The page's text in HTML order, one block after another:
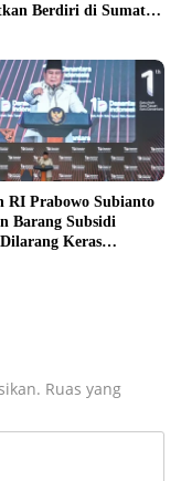
Berdiri di Sumatra
RI Prabowo Subianto
Barang Subsidi
Keras
Ruas yang